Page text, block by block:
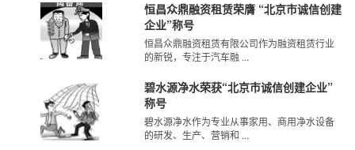
恒昌众鼎融资租赁荣膺 “北京市诚信创建
企业”称号
恒昌众鼎融资租赁有限公司作为融资租赁行业
的新锐，专注于汽车融 ...
碧水源净水荣获“北京市诚信创建企业”
称号
碧水源净水作为专业从事家用、商用净水设备
的研发、生产、营销和 ...